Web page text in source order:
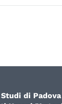
di Padova